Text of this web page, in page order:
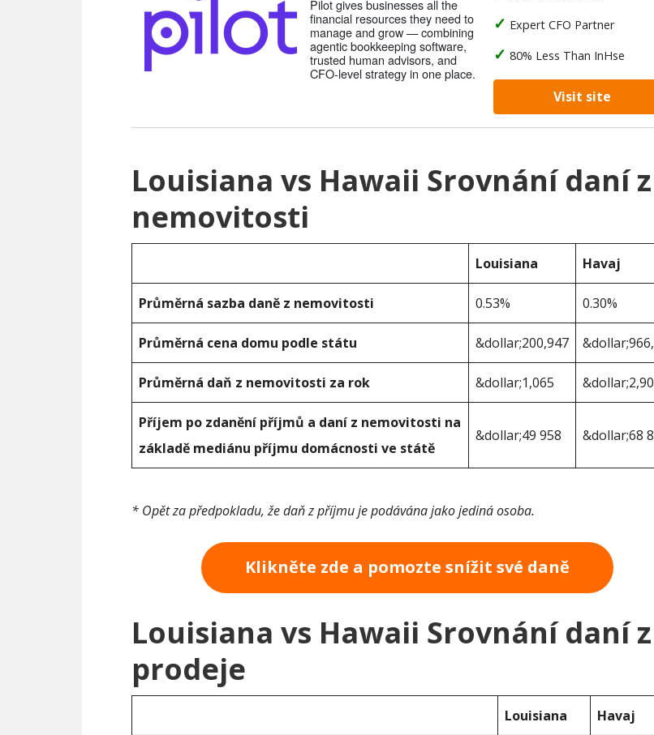
Pilot gives businesses all the
financial resources they need to
manage and grow — combining
agentic bookkeeping software,
trusted human advisors, and
CFO-level strategy in one place.
Expert CFO Partner
80% Less Than InHse
Visit site
Louisiana vs Hawaii Srovnání daní z
nemovitosti
Louisiana Havaj
Průměrná sazba daně z nemovitosti 0.53% 0.30%
Průměrná cena domu podle státu &dollar;200,947
Průměrná daň z nemovitosti za rok &dollar;1,065
Příjem po zdanění příjmů a daní z nemovitosti na
základě mediánu příjmu domácnosti ve státě
&dollar;49 958 &dollar;68
* Opět za předpokladu, že daň z příjmu je podávána jako jediná osoba.
Klikněte zde a pomozte snížit své daně
Louisiana vs Hawaii Srovnání daní z
prodeje
Louisiana Havaj